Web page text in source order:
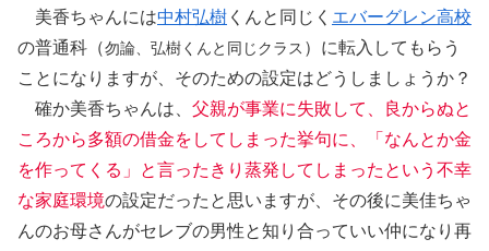
美香ちゃんには中村弘樹 くんと同じく エバーグレン高校
の普通科（勿論、弘樹くんと同じクラス ）に転入してもらう
ことになりますが、そのための設定はどうしましょうか？
確か美香ちゃんは、 父親が事業に失敗して、良からぬと
ころから多額の借金をしてしまった挙句に、「なんとか金
を作ってくる」と言ったきり蒸発してしまったという不幸
な家庭環境の設定だったと思いますが、その後に美佳ちゃ
んのお母さんがセレブの男性と知り合っていい仲になり再